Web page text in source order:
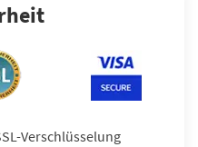
Verschlüsselung